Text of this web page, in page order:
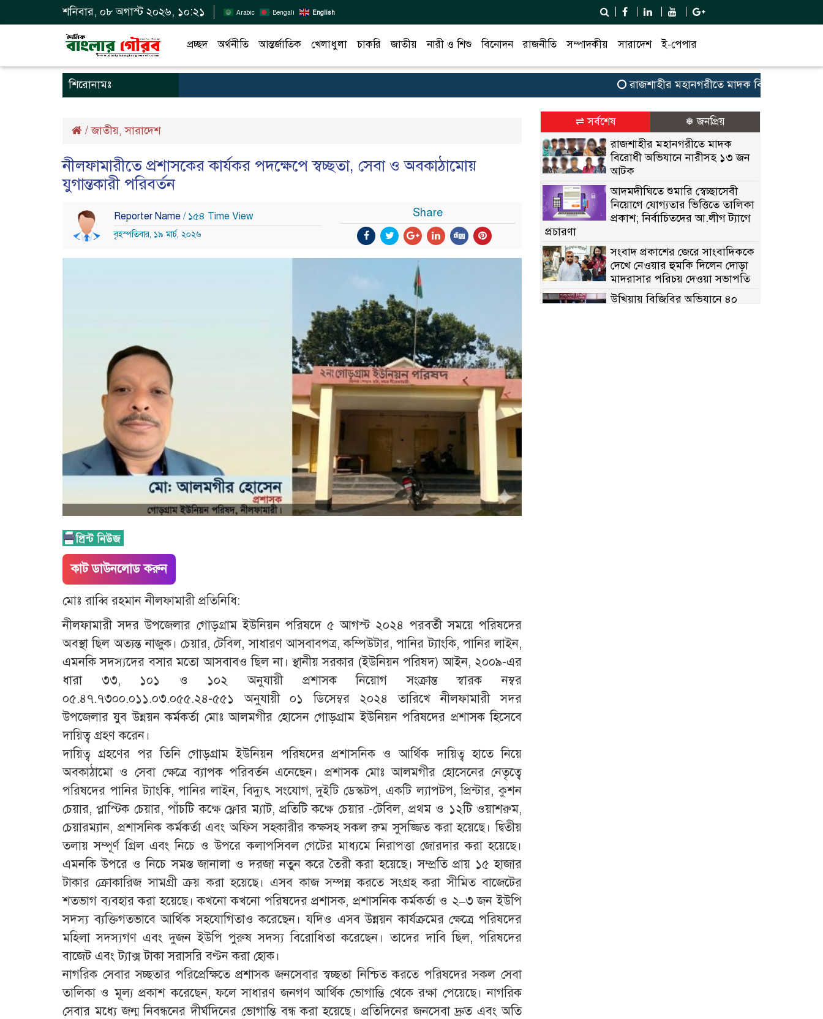
শনিবার, ০৮ অগাস্ট ২০২৬, ১০:২১ Arabic Bengali English
প্রচ্ছদ অর্থনীতি আন্তর্জাতিক খেলাধুলা চাকরি জাতীয় নারী ও শিশু বিনোদন রাজনীতি সম্পাদকীয় সারাদেশ ই-পেপার
শিরোনামঃ রাজশাহীর মহানগরীতে মাদক বিরোধী অভিযানে
/জাতীয়,সারাদেশ
নীলফামারীতে প্রশাসকের কার্যকর পদক্ষেপে স্বচ্ছতা, সেবা ও অবকাঠামোয়
যুগান্তকারী পরিবর্তন
Reporter Name / ১৫৪ Time View
বৃহস্পতিবার, ১৯ মার্চ, ২০২৬
Share
কাট ডাউনলোড করুন
মোঃ রাব্বি রহমান নীলফামারী প্রতিনিধি:
নীলফামারী সদর উপজেলার গোড়গ্রাম ইউনিয়ন পরিষদে ৫ আগস্ট ২০২৪ পরবর্তী সময়ে পরিষদের
অবস্থা ছিল অত্যন্ত নাজুক। চেয়ার, টেবিল, সাধারণ আসবাবপত্র, কম্পিউটার, পানির ট্যাংকি, পানির লাইন,
এমনকি সদস্যদের বসার মতো আসবাবও ছিল না। স্থানীয় সরকার (ইউনিয়ন পরিষদ) আইন, ২০০৯-এর
ধারা ৩৩, ১০১ ও ১০২ অনুযায়ী প্রশাসক নিয়োগ সংক্রান্ত স্বারক নম্বর
০৫.৪৭.৭৩০০.০১১.০৩.০৫৫.২৪-৫৫১ অনুযায়ী ০১ ডিসেম্বর ২০২৪ তারিখে নীলফামারী সদর
উপজেলার যুব উন্নয়ন কর্মকর্তা মোঃ আলমগীর হোসেন গোড়গ্রাম ইউনিয়ন পরিষদের প্রশাসক হিসেবে
দায়িত্ব গ্রহণ করেন।
দায়িত্ব গ্রহণের পর তিনি গোড়গ্রাম ইউনিয়ন পরিষদের প্রশাসনিক ও আর্থিক দায়িত্ব হাতে নিয়ে
অবকাঠামো ও সেবা ক্ষেত্রে ব্যাপক পরিবর্তন এনেছেন। প্রশাসক মোঃ আলমগীর হোসেনের নেতৃত্বে
পরিষদের পানির ট্যাংকি, পানির লাইন, বিদ্যুৎ সংযোগ, দুইটি ডেস্কটপ, একটি ল্যাপটপ, প্রিন্টার, কুশন
চেয়ার, প্লাস্টিক চেয়ার, পাঁচটি কক্ষে ফ্লোর ম্যাট, প্রতিটি কক্ষে চেয়ার -টেবিল, প্রথম ও ১২টি ওয়াশরুম,
চেয়ারম্যান, প্রশাসনিক কর্মকর্তা এবং অফিস সহকারীর কক্ষসহ সকল রুম সুসজ্জিত করা হয়েছে। দ্বিতীয়
তলায় সম্পূর্ণ গ্রিল এবং নিচে ও উপরে কলাপসিবল গেটের মাধ্যমে নিরাপত্তা জোরদার করা হয়েছে।
এমনকি উপরে ও নিচে সমস্ত জানালা ও দরজা নতুন করে তৈরী করা হয়েছে। সম্প্রতি প্রায় ১৫ হাজার
টাকার ক্রোকারিজ সামগ্রী ক্রয় করা হয়েছে। এসব কাজ সম্পন্ন করতে সংগ্রহ করা সীমিত বাজেটের
শতভাগ ব্যবহার করা হয়েছে। কখনো কখনো পরিষদের প্রশাসক, প্রশাসনিক কর্মকর্তা ও ২–৩ জন ইউপি
সদস্য ব্যক্তিগতভাবে আর্থিক সহযোগিতাও করেছেন। যদিও এসব উন্নয়ন কার্যক্রমের ক্ষেত্রে পরিষদের
মহিলা সদস্যগণ এবং দুজন ইউপি পুরুষ সদস্য বিরোধিতা করেছেন। তাদের দাবি ছিল, পরিষদের
বাজেট এবং ট্যাক্স টাকা সরাসরি বণ্টন করা হোক।
নাগরিক সেবার সচ্ছতার পরিপ্রেক্ষিতে প্রশাসক জনসেবার স্বচ্ছতা নিশ্চিত করতে পরিষদের সকল সেবা
তালিকা ও মূল্য প্রকাশ করেছেন, ফলে সাধারণ জনগণ আর্থিক ভোগান্তি থেকে রক্ষা পেয়েছে। নাগরিক
সেবার মধ্যে জন্ম নিবন্ধনের দীর্ঘদিনের ভোগান্তি বন্ধ করা হয়েছে। প্রতিদিনের জনসেবা দ্রুত এবং অতি
⇌ সর্বশেষ ❅ জনপ্রিয়
রাজশাহীর মহানগরীতে মাদক
বিরোধী অভিযানে নারীসহ ১৩ জন
আটক
আদমদীঘিতে শুমারি স্বেচ্ছাসেবী
নিয়োগে যোগ্যতার ভিত্তিতে তালিকা
প্রকাশ; নির্বাচিতদের আ.লীগ ট্যাগে
প্রচারণা
সংবাদ প্রকাশের জেরে সাংবাদিককে
দেখে নেওয়ার হুমকি দিলেন দোড়া
মাদরাসার পরিচয় দেওয়া সভাপতি
উখিয়ায় বিজিবির অভিযানে ৪০